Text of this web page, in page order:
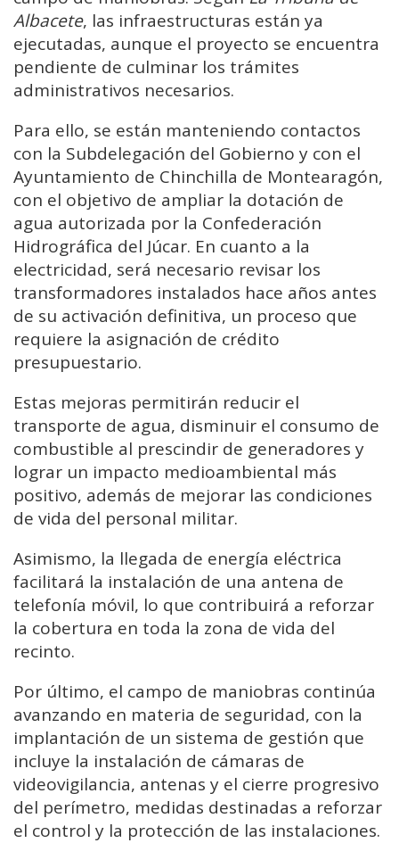
Albacete, las infraestructuras están ya
ejecutadas, aunque el proyecto se encuentra
pendiente de culminar los trámites
administrativos necesarios.
Para ello, se están manteniendo contactos
con la Subdelegación del Gobierno y con el
Ayuntamiento de Chinchilla de Montearagón,
con el objetivo de ampliar la dotación de
agua autorizada por la Confederación
Hidrográfica del Júcar. En cuanto a la
electricidad, será necesario revisar los
transformadores instalados hace años antes
de su activación definitiva, un proceso que
requiere la asignación de crédito
presupuestario.
Estas mejoras permitirán reducir el
transporte de agua, disminuir el consumo de
combustible al prescindir de generadores y
lograr un impacto medioambiental más
positivo, además de mejorar las condiciones
de vida del personal militar.
Asimismo, la llegada de energía eléctrica
facilitará la instalación de una antena de
telefonía móvil, lo que contribuirá a reforzar
la cobertura en toda la zona de vida del
recinto.
Por último, el campo de maniobras continúa
avanzando en materia de seguridad, con la
implantación de un sistema de gestión que
incluye la instalación de cámaras de
videovigilancia, antenas y el cierre progresivo
del perímetro, medidas destinadas a reforzar
el control y la protección de las instalaciones.